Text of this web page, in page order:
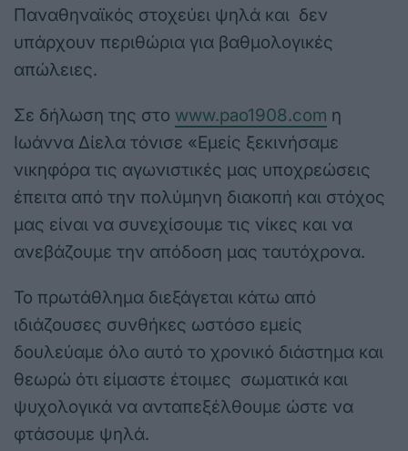
Παναθηναϊκός στοχεύει ψηλά και δεν
υπάρχουν περιθώρια για βαθμολογικές
απώλειες.
Σε δήλωση της στο www.pao1908.com η
Ιωάννα Δίελα τόνισε «Εμείς ξεκινήσαμε
νικηφόρα τις αγωνιστικές μας υποχρεώσεις
έπειτα από την πολύμηνη διακοπή και στόχος
μας είναι να συνεχίσουμε τις νίκες και να
ανεβάζουμε την απόδοση μας ταυτόχρονα.
Το πρωτάθλημα διεξάγεται κάτω από
ιδιάζουσες συνθήκες ωστόσο εμείς
δουλεύαμε όλο αυτό το χρονικό διάστημα και
θεωρώ ότι είμαστε έτοιμες σωματικά και
ψυχολογικά να ανταπεξέλθουμε ώστε να
φτάσουμε ψηλά.